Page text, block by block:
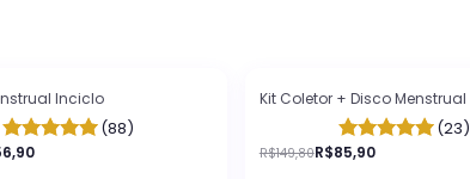
Inciclo
(88)
- 43%OFF
Kit Coletor + Disco Menstrual
(23)
R$149,80R$85,90